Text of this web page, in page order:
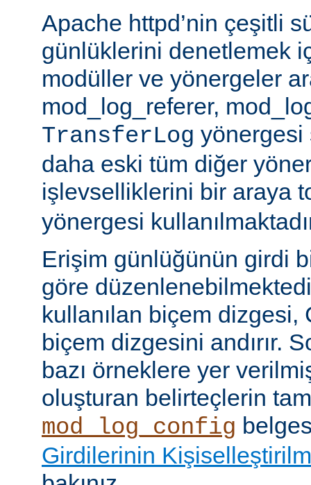
Apache httpd’nin çeşitli
günlüklerini denetlemek
modüller ve yönergeler
mod_log_referer,
TransferLog yönergesi
daha eski tüm diğer
işlevselliklerini bir araya
yönergesi
Erişim günlüğünün girdi
göre
kullanılan biçem dizgesi,
biçem dizgesini andırır.
bazı örneklere yer
oluşturan belirteçlerin
mod_log_config
Girdilerinin